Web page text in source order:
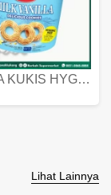
KOKOLA KUKIS HYGIENIC MILK VANILLA PACK 320 GR
Lihat Lainnya